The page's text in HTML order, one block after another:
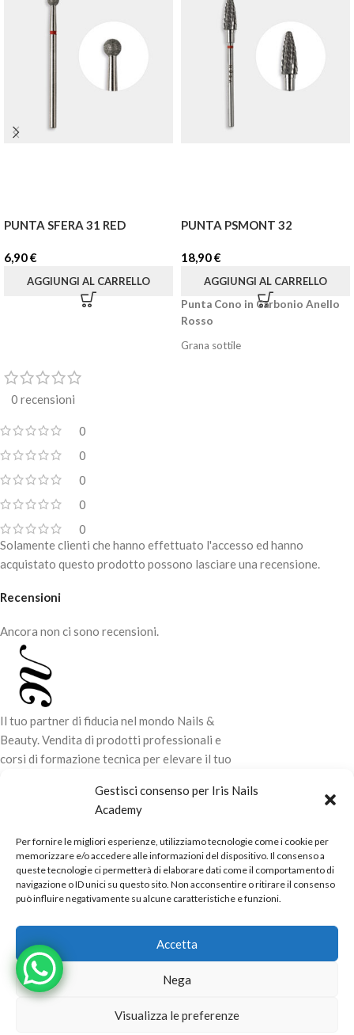
Gestisci consenso per Iris Nails
Academy
Per fornire le migliori esperienze, utilizziamo tecnologie come i cookie per
memorizzare e/o accedere alle informazioni del dispositivo. Il consenso a
queste tecnologie ci permetterà di elaborare dati come il comportamento di
navigazione o ID unici su questo sito. Non acconsentire o ritirare il consenso
può influire negativamente su alcune caratteristiche e funzioni.
Accetta
Nega
Visualizza le preferenze
PUNTA SFERA 31 RED
6,90€
AGGIUNGI AL CARRELLO
PUNTA PSMONT 32
18,90€
AGGIUNGI AL CARRELLO
Punta Cono in Carbonio Anello
Rosso
Grana sottile
Sterilizzabile
Per uso professionale.
0 recensioni
0
0
0
0
0
Recensioni
Ancora non ci sono recensioni.
Solamente clienti che hanno effettuato l'accesso ed hanno
acquistato questo prodotto possono lasciare una recensione.
Il tuo partner di fiducia nel mondo Nails &
Beauty. Vendita di prodotti professionali e
corsi di formazione tecnica per elevare il tuo
LINK UTILI
ORARI NEGOZIO
Powered byReal.Pro.Webcopyright© 2026 in collaborazione con
Mac Sistemi